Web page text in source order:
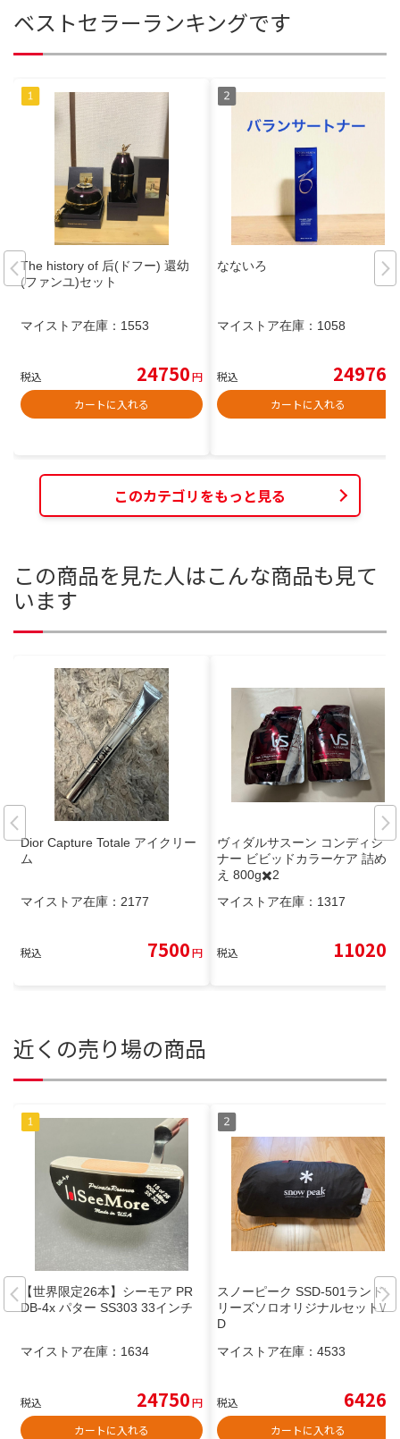
ベストセラーランキングです
The history of 后(ドフー) 還幼
(ファンユ)セット
マイストア在庫： 1553
税込 24750円
カートに入れる
なないろ
マイストア在庫： 1058
税込 24976
カートに入れる
このカテゴリをもっと見る
この商品を見た人はこんな商品も見て
います
Dior Capture Totale アイクリー
ム
マイストア在庫： 2177
税込 7500円
ヴィダルサスーン コンディショ
ナー ビビッドカラーケア 詰め替
え 800g✖️2
マイストア在庫： 1317
税込 11020
近くの売り場の商品
【世界限定26本】シーモア PR
DB-4x パター SS303 33インチ
マイストア在庫： 1634
税込 24750円
カートに入れる
スノーピーク SSD-501ランドブ
リーズソロオリジナルセットW
D
マイストア在庫： 4533
税込 6426
カートに入れる